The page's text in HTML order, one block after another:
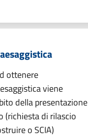
ottenere
viene
della presentazione
(richiesta di rilascio
o SCIA)